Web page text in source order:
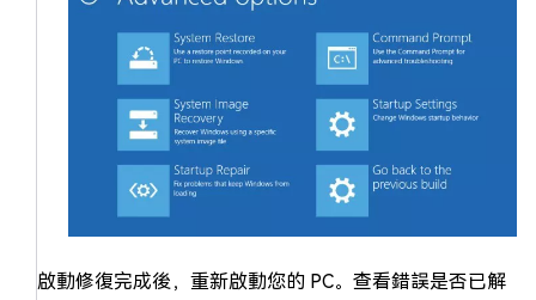
啟動修復完成後，重新啟動您的 PC。查看錯誤是否已解